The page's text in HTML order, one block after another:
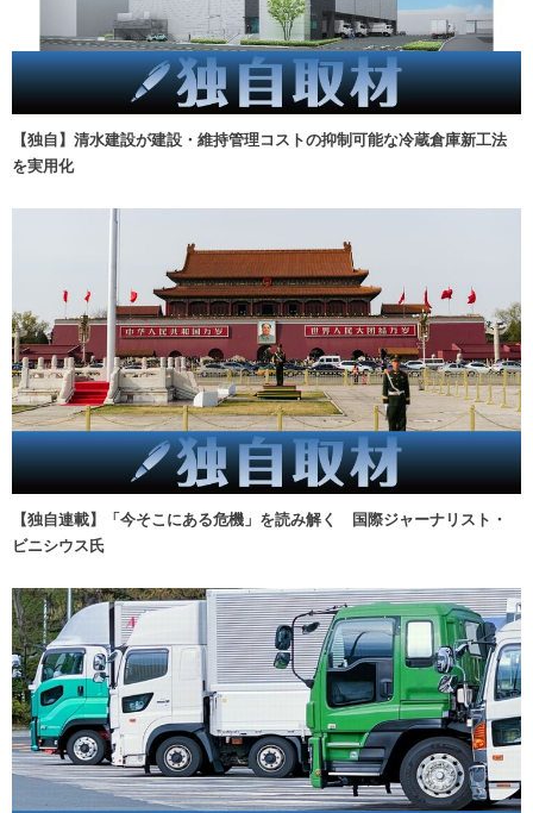
【独自】清水建設が建設・維持管理コストの抑制可能な冷蔵倉庫新工法
を実用化
【独自連載】「今そこにある危機」を読み解く 国際ジャーナリスト・
ビニシウス氏